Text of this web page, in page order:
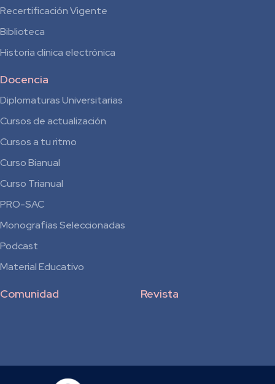
Recertificación Vigente
Biblioteca
Historia clínica electrónica
Docencia
Diplomaturas Universitarias
Cursos de actualización
Cursos a tu ritmo
Curso Bianual
para
Residentes
Curso Trianual
PRO-SAC
Monografías Seleccionadas
Podcast
Material Educativo
Revista
Comunidad